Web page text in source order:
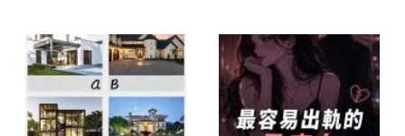
鄰居都覺得他太誇張，但他心裡只有一
個念頭——一定要把「吃鵝的東西」找
出來。